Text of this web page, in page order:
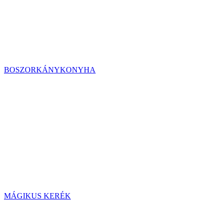
BOSZORKÁNYKONYHA
MÁGIKUS KERÉK